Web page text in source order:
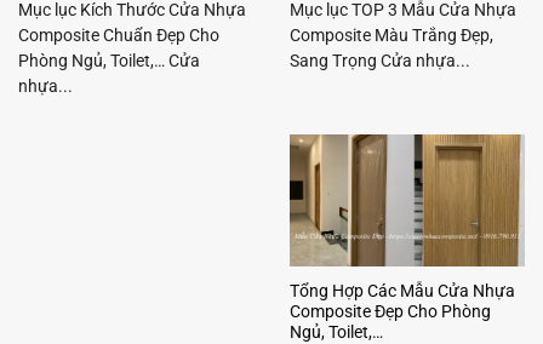
Mục lục Kích Thước Cửa Nhựa
Composite Chuẩn Đẹp Cho
Phòng Ngủ, Toilet,… Cửa
nhựa...
Mục lục TOP 3 Mẫu Cửa Nhựa
Composite Màu Trắng Đẹp,
Sang Trọng Cửa nhựa...
Tổng Hợp Các Mẫu Cửa Nhựa
Composite Đẹp Cho Phòng
Ngủ, Toilet,…